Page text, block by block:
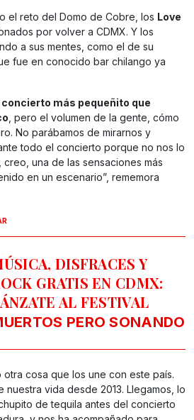
el reto del Domo de Cobre, los Love
por volver a CDMX. Y los
a sus mentes, como el de su
fue en conocido bar chilango ya
concierto más pequeñito que
, pero el volumen de la gente, cómo
No parábamos de mirarnos y
todo el concierto porque no nos lo
una de las sensaciones más
en un escenario”, rememora
DISFRACES Y
GRATIS EN CDMX:
AL FESTIVAL
PERO SONANDO
otra cosa que los une con este país.
nuestra vida desde 2013. Llegamos, lo
de tequila antes del concierto